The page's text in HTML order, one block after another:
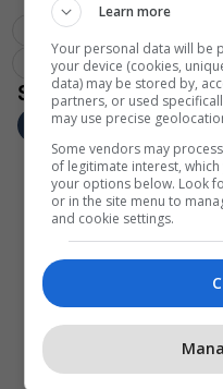
Kejvina Kthella
Estrada Shqiptare
Tayna
Learn more
Your personal data will be
your device (cookies,
data) may be stored by,
partners, or used
may use precise
Some vendors may
of legitimate interest,
your options below. Look
or in the site menu to
and cookie settings.